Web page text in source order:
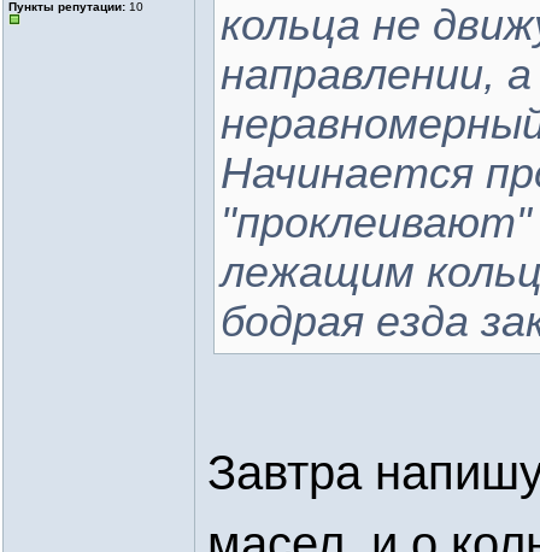
Пункты репутации: 10
кольца не
направлении,
Начинается
лежащим
бодрая езда
Завтра